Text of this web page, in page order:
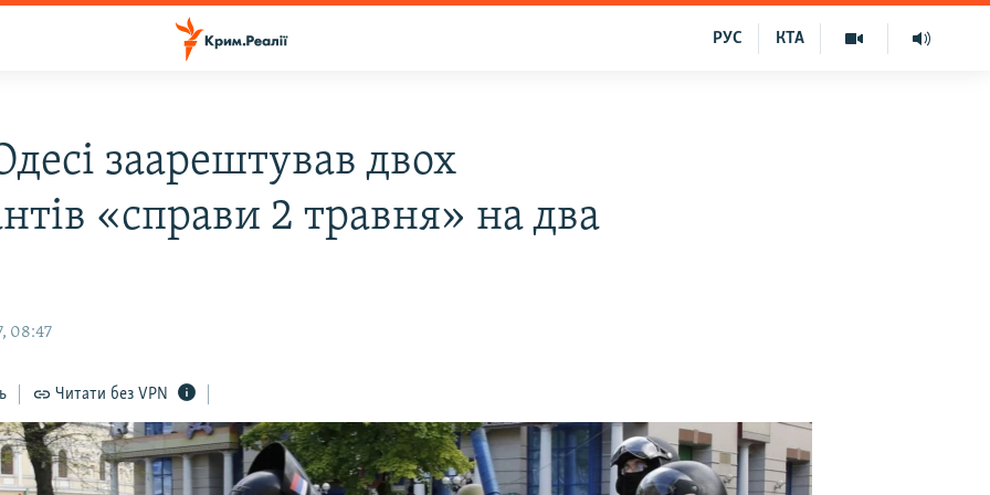
КТА
РУС
заарештував двох
«справи 2 травня» на два
08:47
Читати без VPN